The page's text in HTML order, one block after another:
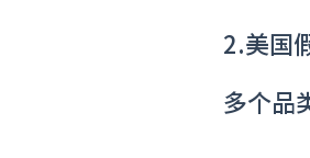
2.美国
多个品